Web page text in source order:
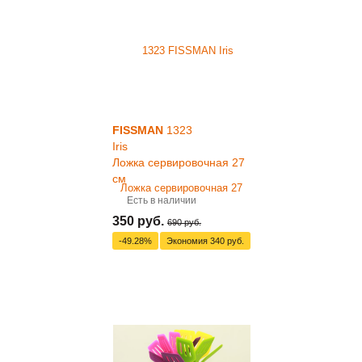
FISSMAN 1323
Iris
Ложка сервировочная 27
см
Есть в наличии
350 руб. 690 руб.
-49.28%
Экономия 340 руб.